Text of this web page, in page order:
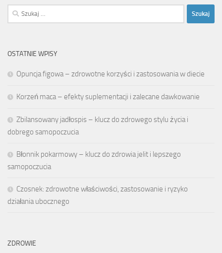
Szukaj:
OSTATNIE WPISY
Opuncja figowa – zdrowotne korzyści i zastosowania w diecie
Korzeń maca – efekty suplementacji i zalecane dawkowanie
Zbilansowany jadłospis – klucz do zdrowego stylu życia i
dobrego samopoczucia
Błonnik pokarmowy – klucz do zdrowia jelit i lepszego
samopoczucia
Czosnek: zdrowotne właściwości, zastosowanie i ryzyko
działania ubocznego
ZDROWIE